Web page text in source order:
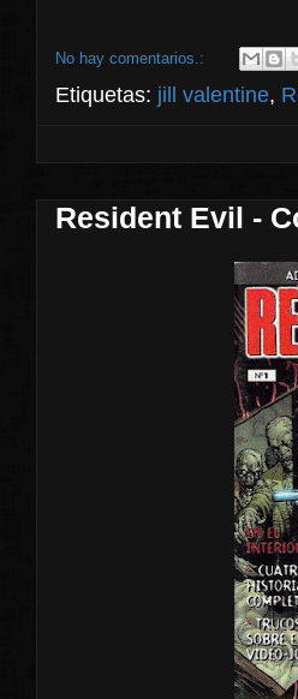
No hay comentarios.:
Etiquetas: jill valentine,
Resident Evil -